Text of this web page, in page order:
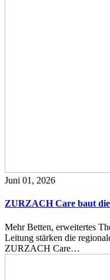
Juni 01, 2026
ZURZACH Care baut
Mehr Betten, erweitertes
Leitung stärken die
ZURZACH Care…